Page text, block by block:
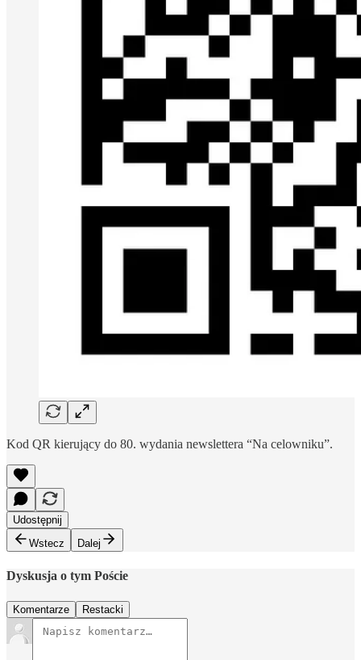
Kod QR kierujący do 80. wydania newslettera “Na celowniku”.
Udostępnij
Wstecz
Dalej
Dyskusja o tym Poście
Komentarze Restacki